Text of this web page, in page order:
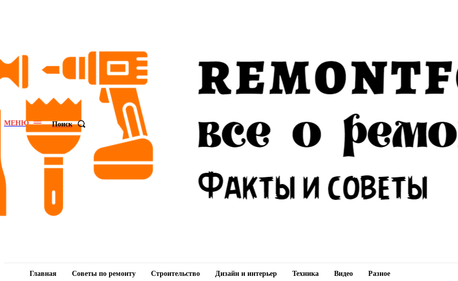
МЕНЮ Поиск
Главная Советы по ремонту Строительство Дизайн и интерьер Техника Видео Разное